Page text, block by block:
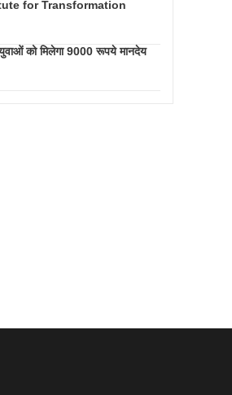
for Transformation
को मिलेगा 9000 रूपये मानदेय